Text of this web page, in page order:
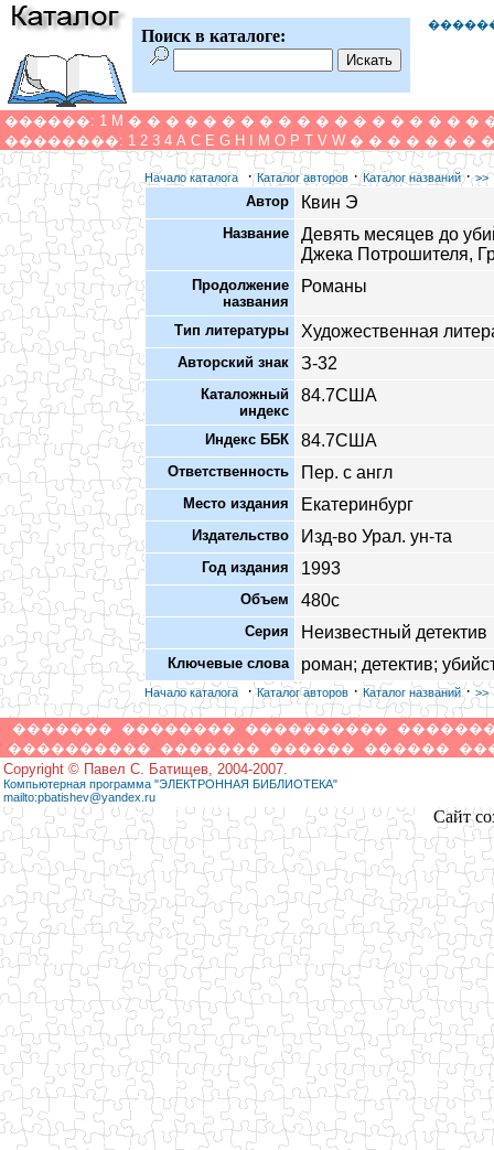
Поиск в каталоге:
������: 1 M � � � � � � � � � � � � � � � � � � �
��������: 1 2 3 4 A C E G H M O P T V W � � � � � � � �
Начало каталога ·Каталог авторов ·Каталог названий·>>
Автор Квин Э
Название
Девять месяцев до
Джека Потрошителя,
Продолжение
названия
Романы
Тип литературы Художественная
Авторский знак З-32
Каталожный
индекс
84.7США
Индекс ББК 84.7США
Ответственность Пер. с англ
Место издания Екатеринбург
Издательство Изд-во Урал. ун-та
Год издания 1993
Объем 480с
Серия Неизвестный детектив
Ключевые слова роман; детектив;
Начало каталога ·Каталог авторов ·Каталог названий·>>
������� �������� ����������
���������� ������� ������ ������
Copyright © Павел С. Батищев, 2004-2007.
Компьютерная программа "ЭЛЕКТРОННАЯ БИБЛИОТЕКА"
mailto:pbatishev@yandex.ru
Сайт